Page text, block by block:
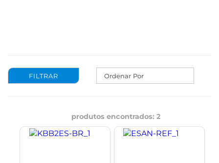
Ordenar Por
produtos encontrados: 2